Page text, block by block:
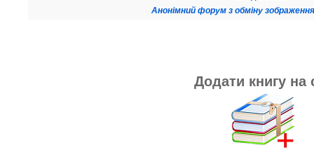
Анонімний форум з обміну
Додати книгу на